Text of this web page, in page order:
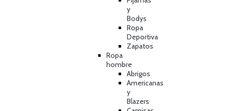
y
Bodys
Ropa
Deportiva
Zapatos
Ropa
hombre
Abrigos
Americanas
y
Blazers